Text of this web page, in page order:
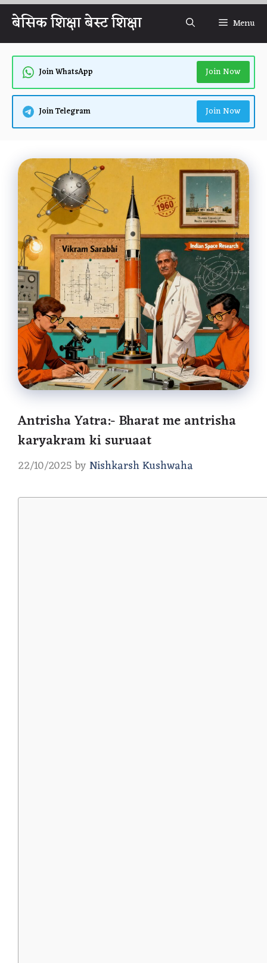
Skip
content
बेसिक शिक्षा बेस्ट शिक्षा Menu
Join WhatsApp Join Now
Join Telegram Join Now
Antrisha Yatra:- Bharat me antrisha
karyakram ki suruaat
22/10/2025 byNishkarsh Kushwaha